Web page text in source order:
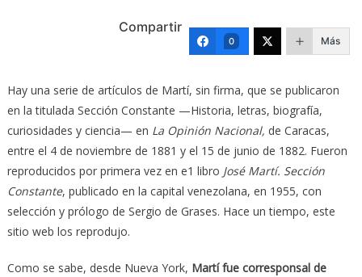
Compartir
0 Más
Hay una serie de artículos de Martí, sin firma, que se publicaron
en la titulada Sección Constante —Historia, letras, biografía,
curiosidades y ciencia— en La Opinión Nacional, de Caracas,
entre el 4 de noviembre de 1881 y el 15 de junio de 1882. Fueron
reproducidos por primera vez en e1 libro José Martí. Sección
Constante, publicado en la capital venezolana, en 1955, con
selección y prólogo de Sergio de Grases. Hace un tiempo, este
sitio web los reprodujo.
Como se sabe, desde Nueva York, Martí fue corresponsal de